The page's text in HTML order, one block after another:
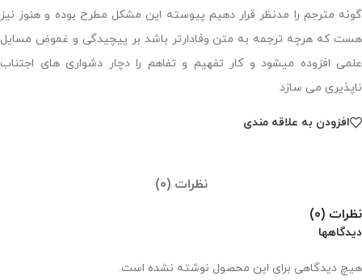
گونه مترجم را مدنظر قرار دهيم پيوسته اين مشكل مطرح بوده و هنوز نيز
هست كه هرچه ترجمه به متن وفادارتر باشد بر پیچیدگی و غموض مسايل
علمی افزوده ميشود و كار تفهيم و تفاهم را دچار دشواری های اجتناب
ناپذيری می سازد.
افزودن به علاقه مندی
نظرات (0)
نظرات (0)
دیدگاهها
هیچ دیدگاهی برای این محصول نوشته نشده است.